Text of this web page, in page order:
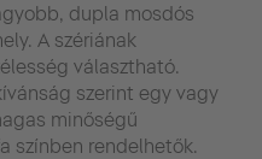
dupla mosdós
A szériának
választható.
szerint egy vagy
minőségű
színben rendelhetők.